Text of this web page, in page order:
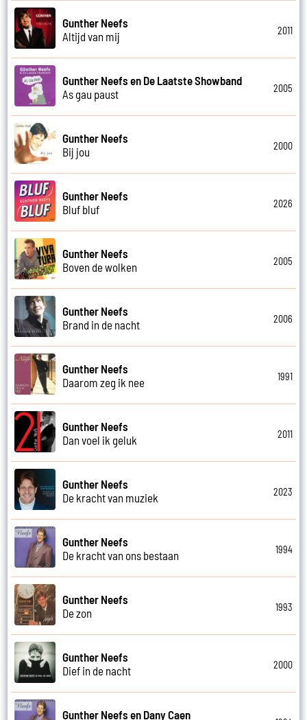
Gunther Neefs
Altijd van mij
2011
Gunther Neefs en De Laatste Showband
As gau paust
2005
Gunther Neefs
Bij jou
2000
Gunther Neefs
Bluf bluf
2026
Gunther Neefs
Boven de wolken
2005
Gunther Neefs
Brand in de nacht
2006
Gunther Neefs
Daarom zeg ik nee
1991
Gunther Neefs
Dan voel ik geluk
2011
Gunther Neefs
De kracht van muziek
2023
Gunther Neefs
De kracht van ons bestaan
1994
Gunther Neefs
De zon
1993
Gunther Neefs
Dief in de nacht
2000
Gunther Neefs en Dany Caen